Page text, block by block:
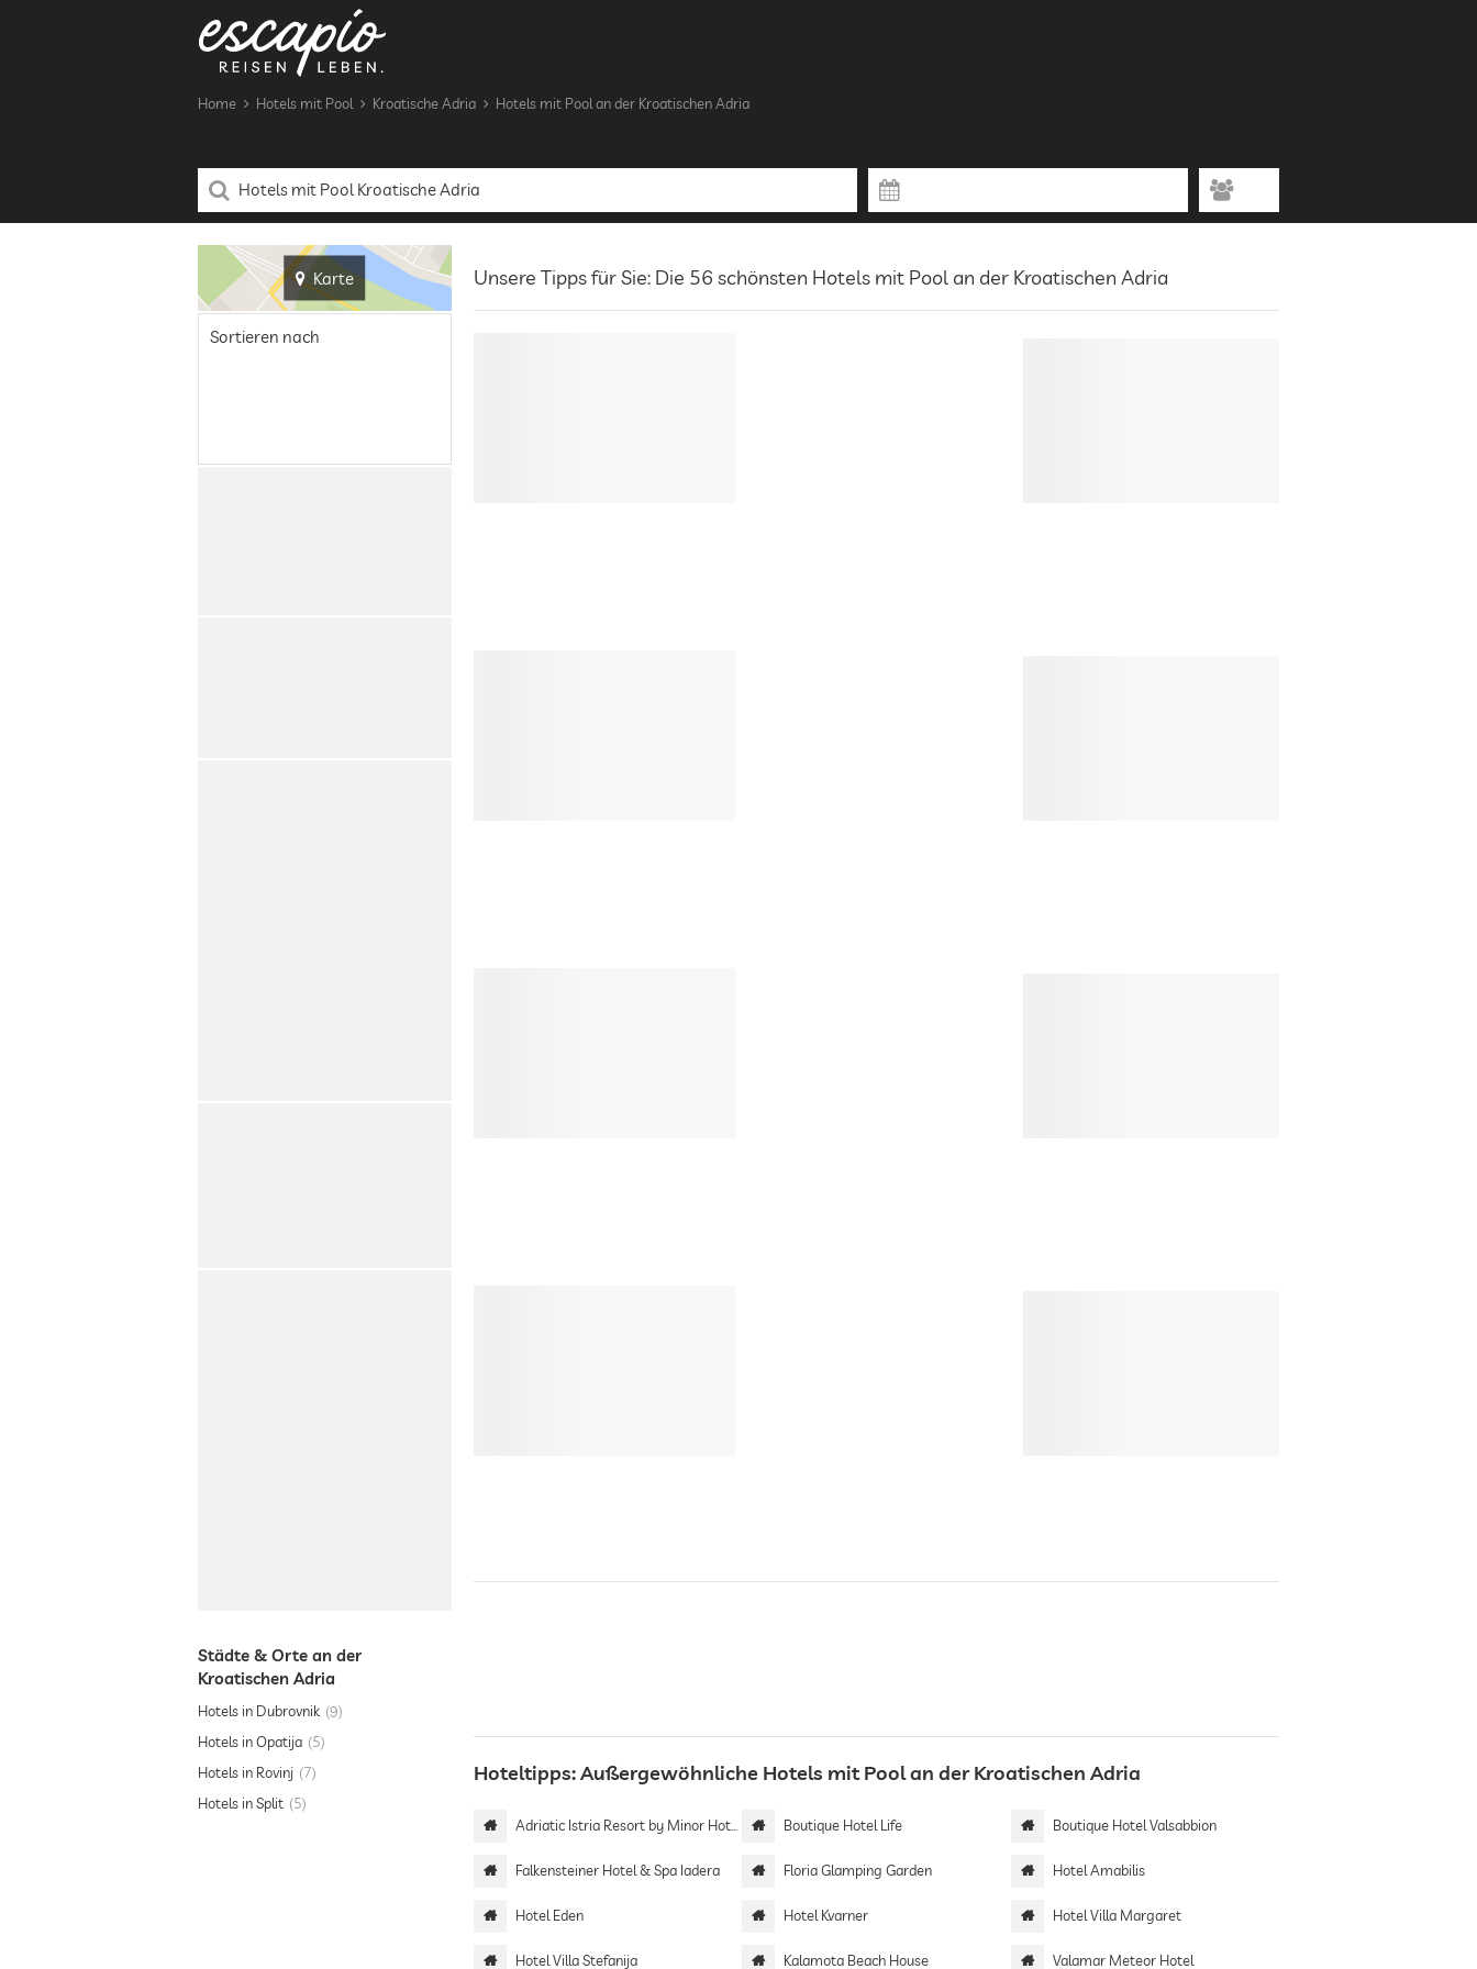
Home Hotels mit Pool Kroatische Adria Hotels mit Pool an der Kroatischen Adria
Karte Unsere Tipps für Sie: Die 56 schönsten Hotels mit Pool an der Kroatischen Adria
Sortieren nach
Städte & Orte an der
Kroatischen Adria
Hotels in Dubrovnik 9
Hotels in Opatija
5
Hotels in Rovinj
7
Hotels in Split
5
Hoteltipps: Außergewöhnliche Hotels mit Pool an der Kroatischen Adria
Adriatic Istria Resort by Minor Hotels Boutique Hotel Life Boutique Hotel Valsabbion
Falkensteiner Hotel & Spa Iadera Floria Glamping Garden Hotel Amabilis
Hotel Eden Hotel Kvarner Hotel Villa Margaret
Hotel Villa Stefanija Kalamota Beach House Valamar Meteor Hotel